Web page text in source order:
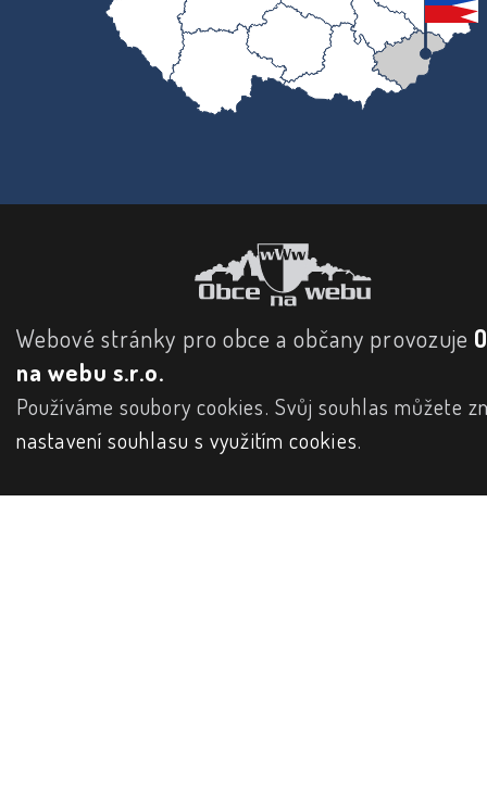
Webové stránky pro obce a občany provozuje
na webu s.r.o.
Používáme soubory cookies. Svůj souhlas můžete
nastavení souhlasu s využitím cookies.